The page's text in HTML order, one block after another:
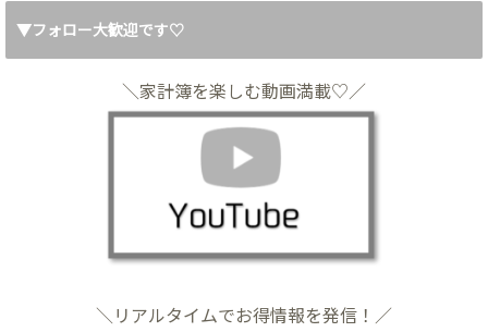
▼フォロー大歓迎です♡
＼家計簿を楽しむ動画満載♡／
＼リアルタイムでお得情報を発信！／